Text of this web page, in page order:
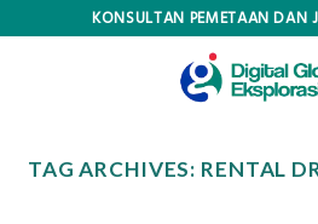
KONSULTAN PEMETAAN DAN
TAG ARCHIVES: RENTAL